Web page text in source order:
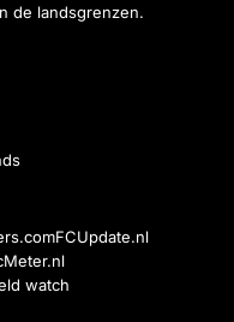
de landsgrenzen.
FCUpdate.nl
watch